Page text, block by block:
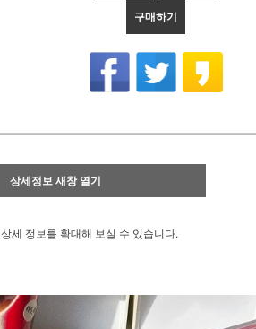
구매하기
상세정보 새창 열기
상세 정보를 확대해 보실 수 있습니다.